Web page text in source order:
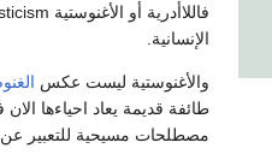
الإنسانية.
والأغنوستية ليست عكس
طائفة قديمة يعاد احياءها
مصطلحات مسيحية للتعبير عن